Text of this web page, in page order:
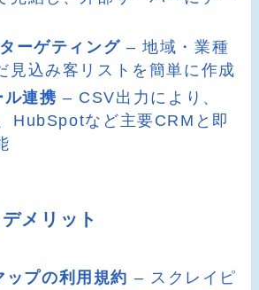
ーゲティング – 地域・業種
見込み客リストを簡単に作成
連携 – CSV出力により、
HubSpotなど主要CRMと即
メリット
プの利用規約 – スクレイピ